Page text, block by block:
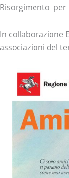
Risorgimento per
In collaborazione
associazioni del